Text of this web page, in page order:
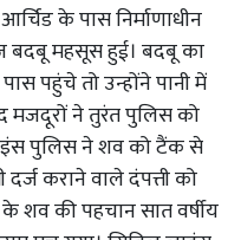
के पास निर्माणाधीन
बदबू महसूस हुई। बदबू का
पहुंचे तो उन्होंने पानी में
मजदूरों ने तुरंत पुलिस को
पुलिस ने शव को टैंक से
कराने वाले दंपत्ती को
शव की पहचान सात वर्षीय